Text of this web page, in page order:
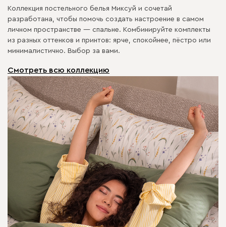
Коллекция постельного белья Миксуй и сочетай
разработана, чтобы помочь создать настроение в самом
личном пространстве — спальне. Комбинируйте комплекты
из разных оттенков и принтов: ярче, спокойнее, пёстро или
минималистично. Выбор за вами.
Смотреть всю коллекцию